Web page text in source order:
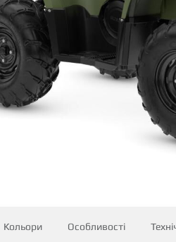
Кольори Особливості